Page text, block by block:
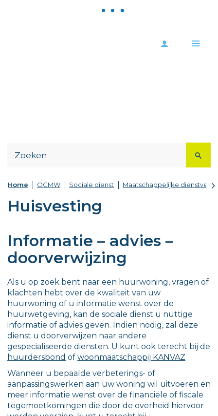
content
Meld
Home OCMW Sociale dienst Maatschappelijke
Huisvesting
Informatie – advies –
doorverwijzing
Als u op zoek bent naar een huurwoning, vragen of
klachten hebt over de kwaliteit van uw
huurwoning of u informatie wenst over de
huurwetgeving, kan de sociale dienst u nuttige
informatie of advies geven. Indien nodig, zal deze
dienst u doorverwijzen naar andere
gespecialiseerde diensten. U kunt ook terecht bij de
huurdersbond of woonmaatschappij KANVAZ
Wanneer u bepaalde verbeterings- of
aanpassingswerken aan uw woning wil uitvoeren en
meer informatie wenst over de financiële of fiscale
tegemoetkomingen die door de overheid hiervoor